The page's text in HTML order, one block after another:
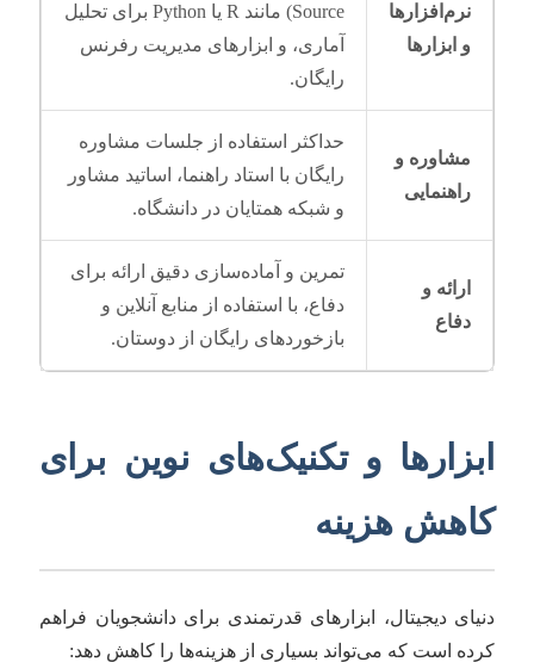
نرم‌افزارها
و ابزارها
Source) مانند R یا Python برای تحلیل
آماری، و ابزارهای مدیریت رفرنس
رایگان.
مشاوره و
راهنمایی
حداکثر استفاده از جلسات مشاوره
رایگان با استاد راهنما، اساتید مشاور
و شبکه همتایان در دانشگاه.
ارائه و
دفاع
تمرین و آماده‌سازی دقیق ارائه برای
دفاع، با استفاده از منابع آنلاین و
بازخوردهای رایگان از دوستان.
ابزارها و تکنیک‌های نوین برای
کاهش هزینه
دنیای دیجیتال، ابزارهای قدرتمندی برای دانشجویان فراهم
کرده است که می‌تواند بسیاری از هزینه‌ها را کاهش دهد: